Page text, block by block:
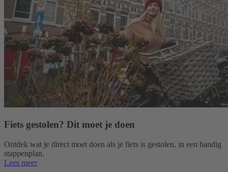
Fiets gestolen? Dit moet je doen
Ontdek wat je direct moet doen als je fiets is gestolen, in een handig
stappenplan.
Lees meer